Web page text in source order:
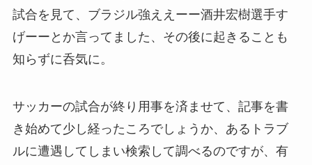
試合を見て、ブラジル強ええーー酒井宏樹選手す
げーーとか言ってました、その後に起きることも
知らずに呑気に。
サッカーの試合が終り用事を済ませて、記事を書
き始めて少し経ったころでしょうか、あるトラブ
ルに遭遇してしまい検索して調べるのですが、有